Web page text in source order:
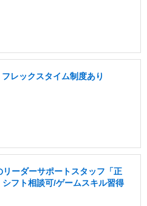
レックスタイム制度あり
ーダーサポートスタッフ「正
フト相談可/ゲームスキル習得